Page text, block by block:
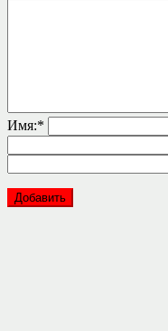
Имя:*